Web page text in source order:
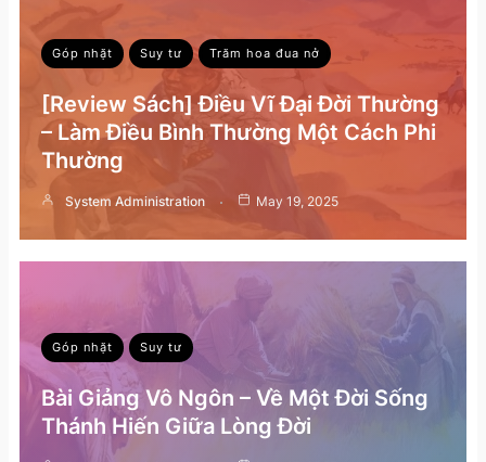
Góp nhặt Suy tư Trăm hoa đua nở
[Review Sách] Điều Vĩ Đại Đời Thường
– Làm Điều Bình Thường Một Cách Phi
Thường
System Administration May 19, 2025
Góp nhặt Suy tư
Bài Giảng Vô Ngôn – Về Một Đời Sống
Thánh Hiến Giữa Lòng Đời